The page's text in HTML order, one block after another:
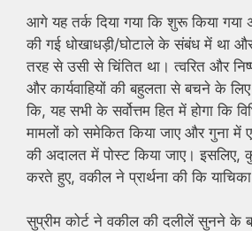
आगे यह तर्क दिया गया कि शुरू किया गया
की गई धोखाधड़ी/घोटाले के संबंध में था और
तरह से उसी से चिंतित था। त्वरित और
और कार्यवाहियों की बहुलता से बचने के लिए
कि, यह सभी के सर्वोत्तम हित में होगा कि
मामलों को समेकित किया जाए और गुना में
की अदालत में पोस्ट किया जाए। इसलिए,
करते हुए, वकील ने प्रार्थना की कि
सुप्रीम कोर्ट ने वकील की दलीलें सुनने के